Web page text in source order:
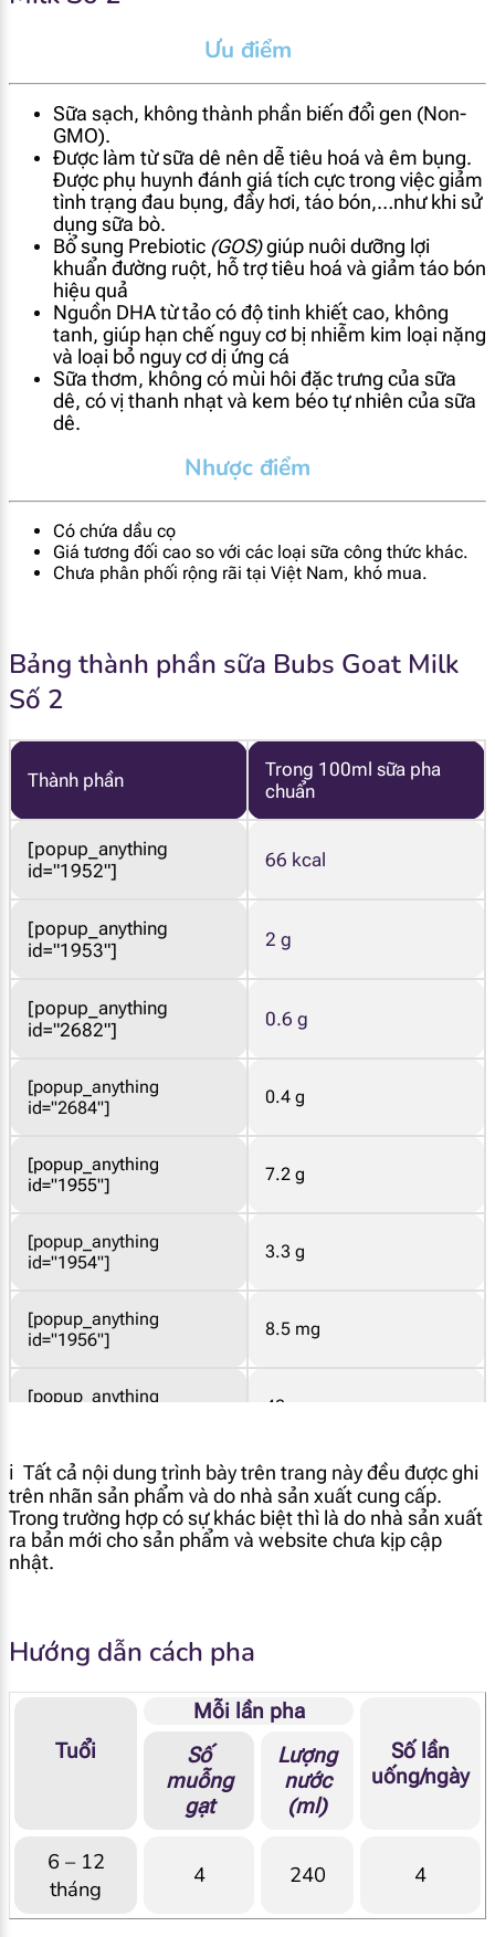
Ưu điểm
Sữa sạch, không thành phần biến đổi gen (Non-
GMO).
Được làm từ sữa dê nên dễ tiêu hoá và êm bụng.
Được phụ huynh đánh giá tích cực trong việc giảm
tình trạng đau bụng, đầy hơi, táo bón,…như khi sử
dụng sữa bò.
Bổ sung Prebiotic (GOS)giúp nuôi dưỡng lợi
khuẩn đường ruột, hỗ trợ tiêu hoá và giảm táo bón
hiệu quả
Nguồn DHA từ tảo có độ tinh khiết cao, không
tanh, giúp hạn chế nguy cơ bị nhiễm kim loại nặng
và loại bỏ nguy cơ dị ứng cá
Sữa thơm, không có mùi hôi đặc trưng của sữa
dê, có vị thanh nhạt và kem béo tự nhiên của sữa
dê.
Nhược điểm
Có chứa dầu cọ
Giá tương đối cao so với các loại sữa công thức khác.
Chưa phân phối rộng rãi tại Việt Nam, khó mua.
Bảng thành phần sữa Bubs Goat Milk
Số 2
Thành phần
Trong 100ml sữa pha
chuẩn
[popup_anything
id="1952"]
66 kcal
[popup_anything
id="1953"]
2 g
[popup_anything
id="2682"]
0.6 g
[popup_anything
id="2684"]
0.4 g
[popup_anything
id="1955"]
7.2 g
[popup_anything
id="1954"]
3.3 g
[popup_anything
id="1956"]
8.5 mg
[popup_anything
42 mg
[popup_anything
id="1972"]
480 mg
[popup_anything
id="1971"]
id="1866"]
1.2 mg α-TE
1 mcg
[popup_anything
id="1914"]
3.9 mcg
ℹ️ Tất cả nội dung trình bày trên trang này đều được ghi
trên nhãn sản phẩm và do nhà sản xuất cung cấp.
Trong trường hợp có sự khác biệt thì là do nhà sản xuất
ra bản mới cho sản phẩm và website chưa kịp cập
nhật.
Hướng dẫn cách pha
Tuổi
Mỗi lần pha
Số lần
uống/ngày
Số
muỗng
gạt
Lượng
nước
(ml)
6 – 12
tháng
4 240 4